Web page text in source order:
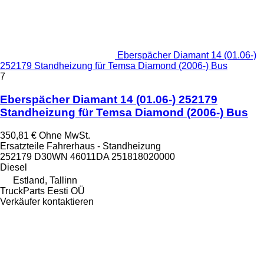
Eberspächer Diamant 14 (01.06-)
252179 Standheizung für Temsa Diamond (2006-) Bus
7
Eberspächer Diamant 14 (01.06-) 252179
Standheizung für Temsa Diamond (2006-) Bus
350,81 € Ohne MwSt.
Ersatzteile Fahrerhaus - Standheizung
252179 D30WN 46011DA 251818020000
Diesel
Estland, Tallinn
TruckParts Eesti OÜ
Verkäufer kontaktieren